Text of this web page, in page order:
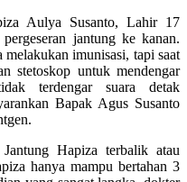
Aulya Susanto, Lahir 17
jantung ke kanan.
imunisasi, tapi saat
stetoskop untuk mendengar
terdengar suara detak
Bapak Agus Susanto
Hapiza terbalik atau
hanya mampu bertahan 3